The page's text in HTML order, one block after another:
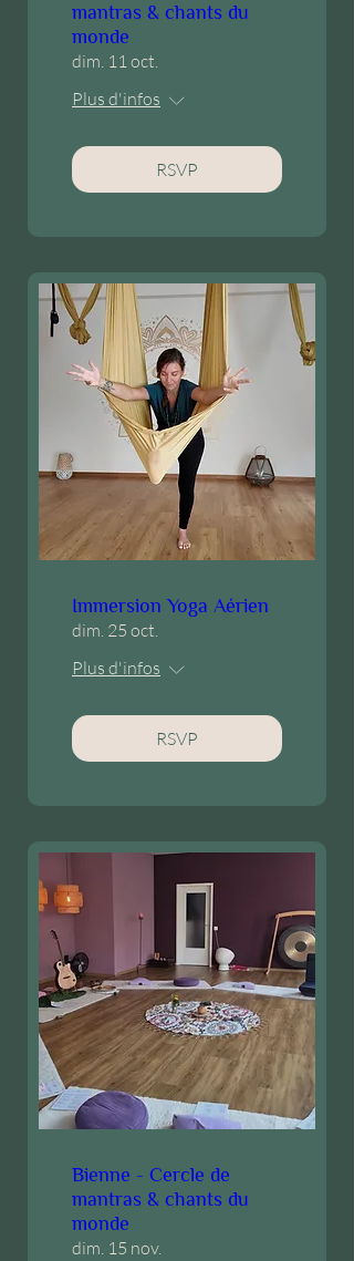
mantras & chants du
monde
dim. 11 oct.
Plus d'infos
RSVP
Immersion Yoga Aérien
dim. 25 oct.
Plus d'infos
RSVP
Bienne - Cercle de
mantras & chants du
monde
dim. 15 nov.